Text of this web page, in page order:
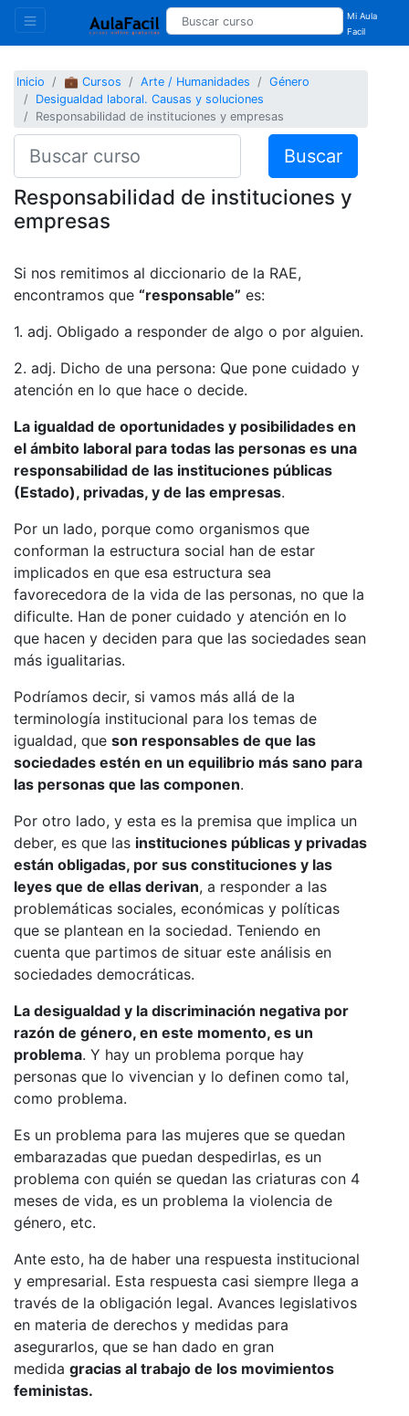
Mi Aula
Facil
Inicio 💼 Cursos Arte / Humanidades
Género
Desigualdad laboral. Causas y soluciones
Responsabilidad de instituciones y empresas
Buscar
Responsabilidad de instituciones y
empresas
Si nos remitimos al diccionario de la RAE,
encontramos que “responsable” es:
1. adj. Obligado a responder de algo o por alguien.
2. adj. Dicho de una persona: Que pone cuidado y
atención en lo que hace o decide.
La igualdad de oportunidades y posibilidades en
el ámbito laboral para todas las personas es una
responsabilidad de las instituciones públicas
(Estado), privadas, y de las empresas.
Por un lado, porque como organismos que
conforman la estructura social han de estar
implicados en que esa estructura sea
favorecedora de la vida de las personas, no que la
dificulte. Han de poner cuidado y atención en lo
que hacen y deciden para que las sociedades sean
más igualitarias.
Podríamos decir, si vamos más allá de la
terminología institucional para los temas de
igualdad, que son responsables de que las
sociedades estén en un equilibrio más sano para
las personas que las componen.
Por otro lado, y esta es la premisa que implica un
deber, es que las instituciones públicas y privadas
están obligadas, por sus constituciones y las
leyes que de ellas derivan, a responder a las
problemáticas sociales, económicas y políticas
que se plantean en la sociedad. Teniendo en
cuenta que partimos de situar este análisis en
sociedades democráticas.
La desigualdad y la discriminación negativa por
razón de género, en este momento, es un
problema. Y hay un problema porque hay
personas que lo vivencian y lo definen como tal,
como problema.
Es un problema para las mujeres que se quedan
embarazadas que puedan despedirlas, es un
problema con quién se quedan las criaturas con 4
meses de vida, es un problema la violencia de
género, etc.
Ante esto, ha de haber una respuesta institucional
y empresarial. Esta respuesta casi siempre llega a
través de la obligación legal. Avances legislativos
en materia de derechos y medidas para
asegurarlos, que se han dado en gran
medida gracias al trabajo de los movimientos
feministas.